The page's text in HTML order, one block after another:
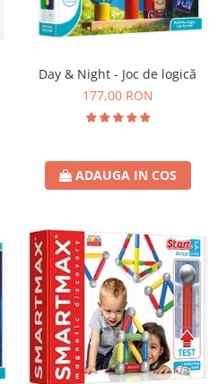
Day & Night - Joc de logică
177,00 RON
ADAUGA IN COS